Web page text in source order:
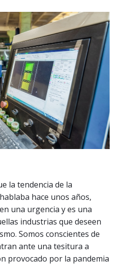
la tendencia de la
hace unos años,
una urgencia y es una
industrias que deseen
Somos conscientes de
ante una tesitura a
provocado por la pandemia